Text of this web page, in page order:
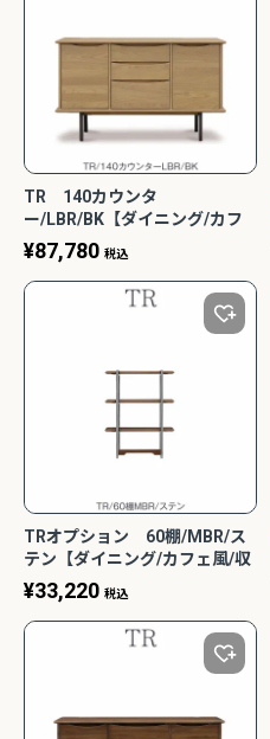
TR 140カウンタ
ー/LBR/BK【ダイニング/カフ
ェ風/収納/サンキコーポレーシ
ョン】
¥87,780 税込
TRオプション 60棚/MBR/ス
テン【ダイニング/カフェ風/収
納/サンキコーポレーション】
¥33,220 税込